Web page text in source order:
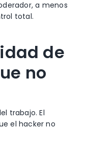
a menos
total.
de
no
trabajo. El
el hacker no